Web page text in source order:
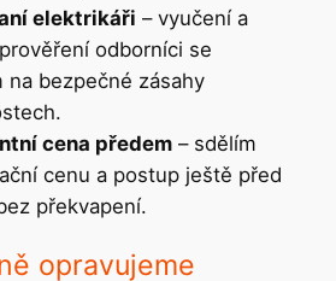
elektrikáři – vyučení a
odborníci se
na bezpečné zásahy
cena předem– sdělím
cenu a postup ještě před
překvapení.
opravujeme